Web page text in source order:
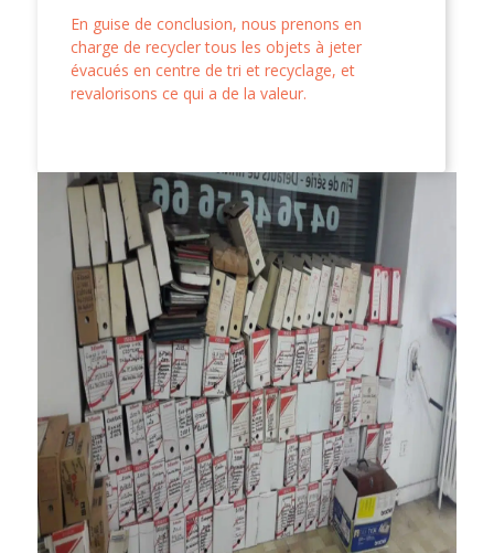
En guise de conclusion, nous prenons en
charge de recycler tous les objets à jeter
évacués en centre de tri et recyclage, et
revalorisons ce qui a de la valeur.